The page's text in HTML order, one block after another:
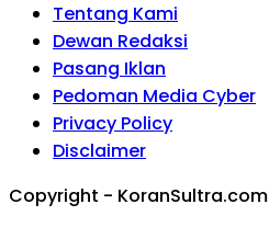
Tentang Kami
Dewan Redaksi
Pasang Iklan
Pedoman Media Cyber
Privacy Policy
Disclaimer
Copyright - KoranSultra.com